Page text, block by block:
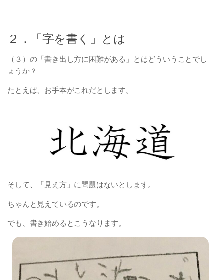
２．「字を書く」とは
（３）の「書き出し方に困難がある」とはどういうことでし
ょうか？
たとえば、お手本がこれだとします。
そして、「見え方」に問題はないとします。
ちゃんと見えているのです。
でも、書き始めるとこうなります。